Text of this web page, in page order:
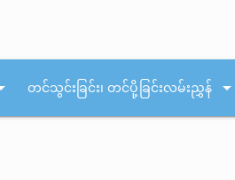
တင်သွင်းခြင်း၊ တင်ပို့ခြင်းလမ်းညွှန် arrow_drop_down